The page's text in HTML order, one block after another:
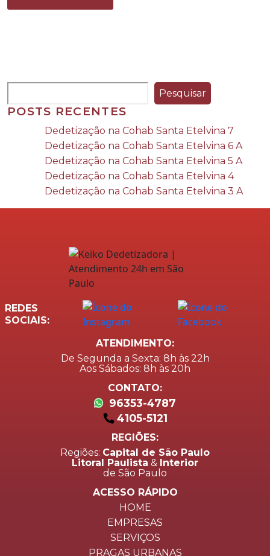
Pesquisar
POSTS RECENTES
Dedetização na Cohab Santa Etelvina 7
Dedetização na Cohab Santa Etelvina 6 A
Dedetização na Cohab Santa Etelvina 5 A
Dedetização na Cohab Santa Etelvina 4
Dedetização na Cohab Santa Etelvina 3 A
REDES
SOCIAIS:
ATENDIMENTO:
De Segunda a Sexta: 8h às 22h
Aos Sábados: 8h às 20h
CONTATO:
96353-4787
4105-5121
REGIÕES:
Regiões: Capital de São Paulo
Litoral Paulista & Interior
de São Paulo
ACESSO RÁPIDO
HOME
EMPRESAS
SERVIÇOS
PRAGAS URBANAS